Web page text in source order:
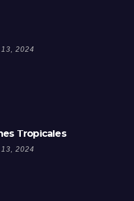
2024
Tropicales
2024